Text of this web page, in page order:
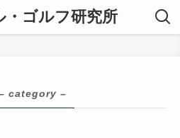
・ゴルフ研究所
category –